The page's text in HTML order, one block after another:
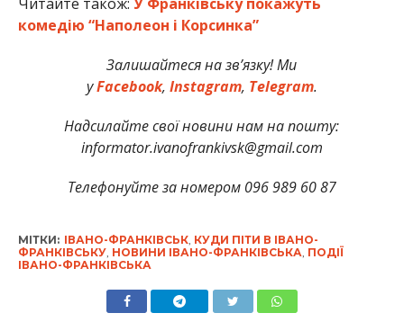
комедію “Наполеон і Корсинка”
Залишайтеся на зв’язку! Ми
уFacebook, Instagram, Telegram.
Надсилайте свої новини нам на пошту:
informator.ivanofrankivsk@gmail.com
Телефонуйте за номером 096 989 60 87
МІТКИ: ІВАНО-ФРАНКІВСЬК, КУДИ ПІТИ В ІВАНО-
ФРАНКІВСЬКУ, НОВИНИ ІВАНО-ФРАНКІВСЬКА ПОДІЇ
ІВАНО-ФРАНКІВСЬКА